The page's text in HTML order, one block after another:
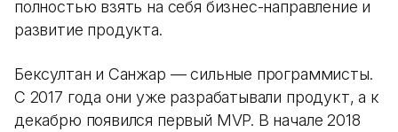
полностью взять на себя бизнес-направление и
развитие продукта.
Бексултан и Санжар — сильные программисты.
С 2017 года они уже разрабатывали продукт, а к
декабрю появился первый MVP. В начале 2018